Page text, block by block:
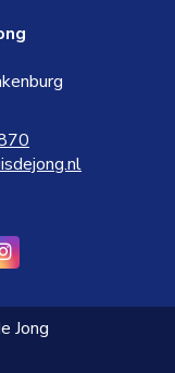
Google+
Jong